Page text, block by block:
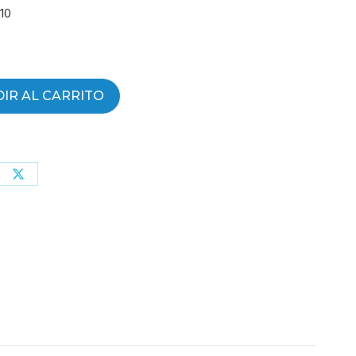
AL CARRITO
Compartir